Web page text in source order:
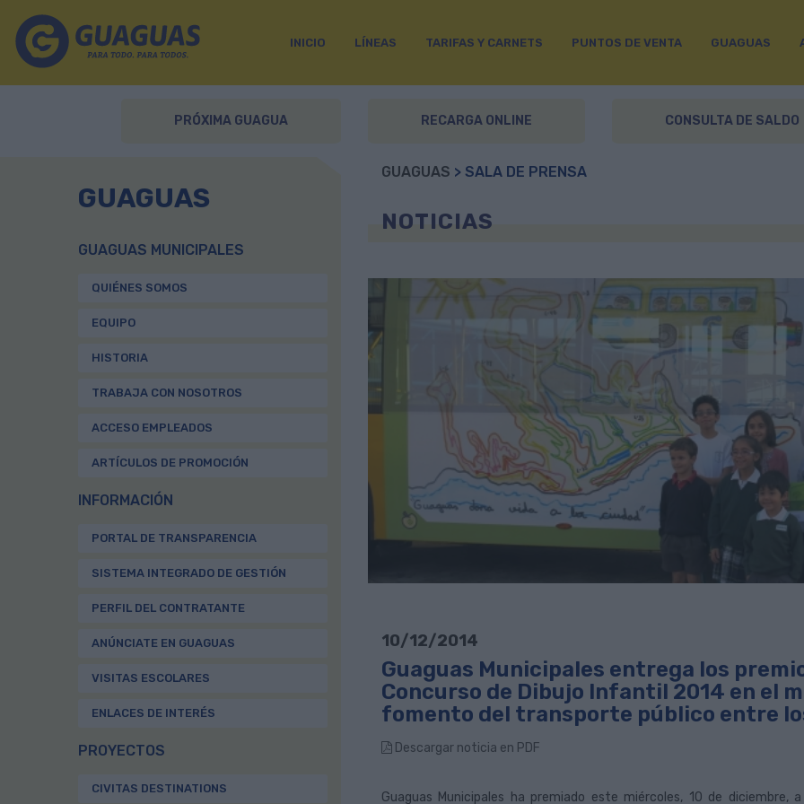
INICIO LÍNEAS TARIFAS Y CARNETS PUNTOS DE VENTA GUAGUAS
PRÓXIMA GUAGUA RECARGA ONLINE CONSULTA DE SALDO
GUAGUAS
GUAGUAS MUNICIPALES
QUIÉNES SOMOS
EQUIPO
HISTORIA
TRABAJA CON NOSOTROS
ACCESO EMPLEADOS
ARTÍCULOS DE PROMOCIÓN
INFORMACIÓN
PORTAL DE TRANSPARENCIA
SISTEMA INTEGRADO DE GESTIÓN
PERFIL DEL CONTRATANTE
ANÚNCIATE EN GUAGUAS
VISITAS ESCOLARES
ENLACES DE INTERÉS
PROYECTOS
CIVITAS DESTINATIONS
GUAGUAS > SALA DE PRENSA
NOTICIAS
10/12/2014
Guaguas Municipales entrega los
Concurso de Dibujo Infantil 2014 en el
fomento del transporte público entre
Descargar noticia en PDF
Guaguas Municipales ha premiado este miércoles, 10 de diciembre,